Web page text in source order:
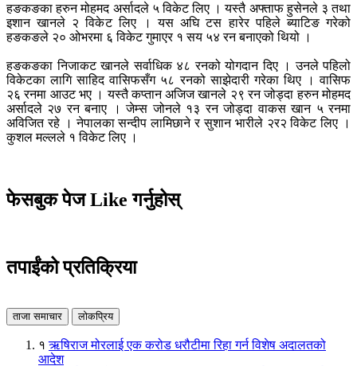
हङकङका हरुन मोहमद अर्सादले ५ विकेट लिए । यस्तै अफ्ताफ हुसेनले ३ तथा
इशान खानले २ विकेट लिए । यस अघि टस हारेर पहिले ब्याटिङ गरेको
हङकङले २० ओभरमा ६ विकेट गुमाएर १ सय ५४ रन बनाएको थियो ।
हङकङका निजाकट खानले सर्वाधिक ४८ रनको योगदान दिए । उनले पहिलो
विकेटका लागि साहिद वासिफसँग ५८ रनको साझेदारी गरेका थिए । वासिफ
२६ रनमा आउट भए । यस्तै कप्तान अजिज खानले २९ रन जोड्दा हरुन मोहमद
अर्सादले २७ रन बनाए । जेम्स जोनले १३ रन जोड्दा वाकस खान ५ रनमा
अविजित रहे । नेपालका सन्दीप लामिछाने र सुशान भारीले २र२ विकेट लिए ।
कुशल मल्लले १ विकेट लिए ।
फेसबुक पेज Like गर्नुहोस्
तपाईंको प्रतिक्रिया
ताजा समाचार लोकप्रिय
१ ऋषिराज मोरलाई एक करोड धरौटीमा रिहा गर्न विशेष अदालतको
आदेश